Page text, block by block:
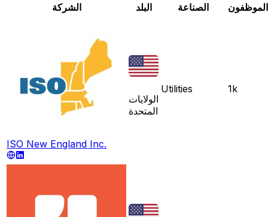
الشركة
البلد الصناعة الموظفون
ISO New England Inc.
الولايات
المتحدة
Utilities 1k